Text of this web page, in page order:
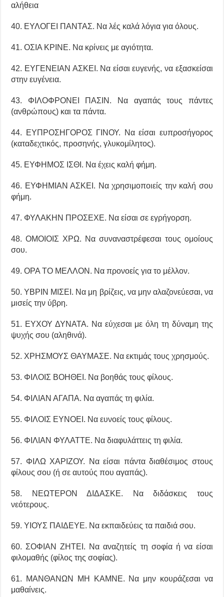
αλήθεια
40. ΕΥΛΟΓΕΙ ΠΑΝΤΑΣ. Να λές καλά λόγια για όλους.
41. ΟΣΙΑ ΚΡΙΝΕ. Να κρίνεις με αγιότητα.
42. ΕΥΓΕΝΕΙΑΝ ΑΣΚΕΙ. Να είσαι ευγενής, να εξασκείσαι
στην ευγένεια.
43. ΦΙΛΟΦΡΟΝΕΙ ΠΑΣΙΝ. Να αγαπάς τους πάντες
(ανθρώπους) και τα πάντα.
44. ΕΥΠΡΟΣΗΓΟΡΟΣ ΓΙΝΟΥ. Να είσαι ευπροσήγορος
(καταδεχτικός, προσηνής, γλυκομίλητος).
45. ΕΥΦΗΜΟΣ ΙΣΘΙ. Να έχεις καλή φήμη.
46. ΕΥΦΗΜΙΑΝ ΑΣΚΕΙ. Να χρησιμοποιείς την καλή σου
φήμη.
47. ΦΥΛΑΚΗΝ ΠΡΟΣΕΧΕ. Να είσαι σε εγρήγορση.
48. ΟΜΟΙΟΙΣ ΧΡΩ. Να συναναστρέφεσαι τους ομοίους
σου.
49. ΟΡΑ ΤΟ ΜΕΛΛΟΝ. Να προνοείς για το μέλλον.
50. ΥΒΡΙΝ ΜΙΣΕΙ. Να μη βρίζεις, να μην αλαζονεύεσαι, να
μισείς την ύβρη.
51. ΕΥΧΟΥ ΔΥΝΑΤΑ. Να εύχεσαι με όλη τη δύναμη της
ψυχής σου (αληθινά).
52. ΧΡΗΣΜΟΥΣ ΘΑΥΜΑΣΕ. Να εκτιμάς τους χρησμούς.
53. ΦΙΛΟΙΣ ΒΟΗΘΕΙ. Να βοηθάς τους φίλους.
54. ΦΙΛΙΑΝ ΑΓΑΠΑ. Να αγαπάς τη φιλία.
55. ΦΙΛΟΙΣ ΕΥΝΟΕΙ. Να ευνοείς τους φίλους.
56. ΦΙΛΙΑΝ ΦΥΛΑΤΤΕ. Να διαφυλάττεις τη φιλία.
57. ΦΙΛΩ ΧΑΡΙΖΟΥ. Να είσαι πάντα διαθέσιμος στους
φίλους σου (ή σε αυτούς που αγαπάς).
58. ΝΕΩΤΕΡΟΝ ΔΙΔΑΣΚΕ. Να διδάσκεις τους
νεότερους.
59. ΥΙΟΥΣ ΠΑΙΔΕΥΕ. Να εκπαιδεύεις τα παιδιά σου.
60. ΣΟΦΙΑΝ ΖΗΤΕΙ. Να αναζητείς τη σοφία ή να είσαι
φιλομαθής (φίλος της σοφίας).
61. ΜΑΝΘΑΝΩΝ ΜΗ ΚΑΜΝΕ. Να μην κουράζεσαι να
μαθαίνεις.